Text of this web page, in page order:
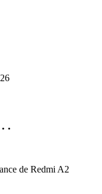
. .
de Redmi A2